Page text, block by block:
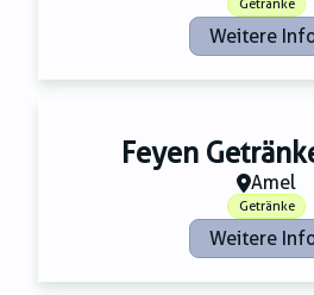
Getränke
Weitere
Feyen
Amel
Getränke
Weitere